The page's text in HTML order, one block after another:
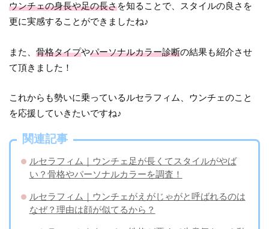
ウンチェの身長や足の長さを知ることで、スタイルの良さを
更に実感することができましたね♪
また、骨格タイプやパーソナルカラー診断の結果も紹介させ
て頂きました！
これからも勢いに乗っているルセラフィム、ウンチェのこと
を応援していきたいですね♪
関連記事
ルセラフィム｜ウンチェ足が長くてスタイルがやば
い？骨格やパーソナルカラーを調査！
ルセラフィム｜ウンチェがえがじゃがと呼ばれるのは
なぜ？理由は顔が似てるから？